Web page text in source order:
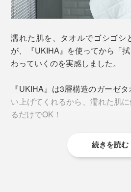
濡れた肌を、タオルでゴシゴシ
が、『UKIHA』を使ってから「
わっていくのを実感しました。
『UKIHA』は3層構造のガーゼ
い上げてくれるから、濡れた肌
るだけでOK！
続きを読む